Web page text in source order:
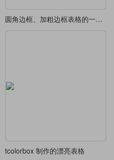
圆角边框、加粗边框表格的一种实现方法（基于 NiceMatrix 宏包）
tcolorbox 制作的漂亮表格